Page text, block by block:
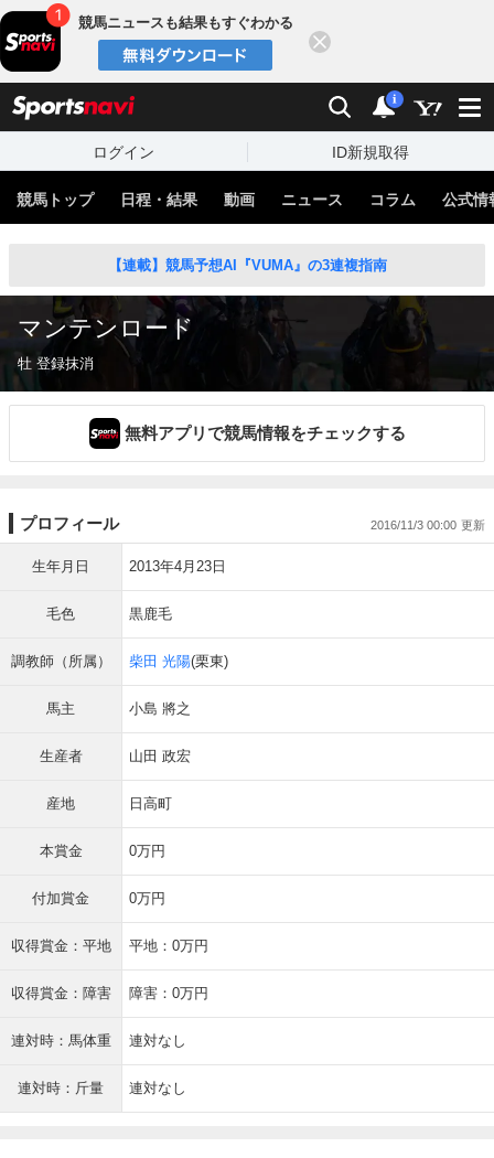
競馬ニュースも結果もすぐわかる
検索 通知
i
ログイン ID新規取得
競馬トップ 日程・結果 動画 ニュース コラム 公式情
【連載】競馬予想AI『VUMA』の3連複指南
マンテンロード
牡 登録抹消
無料アプリで競馬情報をチェックする
プロフィール 2016/11/3 00:00
生年月日 2013年4月23日
毛色 黒鹿毛
調教師（所属） 柴田 光陽(栗東)
馬主 小島 將之
生産者 山田 政宏
産地 日高町
本賞金 0万円
付加賞金 0万円
収得賞金：平地 平地：0万円
収得賞金：障害 障害：0万円
連対時：馬体重 連対なし
連対時：斤量 連対なし